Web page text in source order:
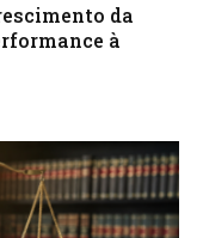
da
à